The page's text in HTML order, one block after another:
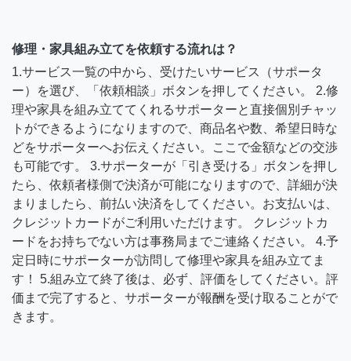
修理・家具組み立てを依頼する流れは？
1.サービス一覧の中から、受けたいサービス（サポータ
ー）を選び、「依頼相談」ボタンを押してください。 2.修
理や家具を組み立ててくれるサポーターと直接個別チャッ
トができるようになりますので、商品名や数、希望日時な
どをサポーターへお伝えください。ここで金額などの交渉
も可能です。 3.サポーターが「引き受ける」ボタンを押し
たら、依頼者様側で決済が可能になりますので、詳細が決
まりましたら、前払い決済をしてください。お支払いは、
クレジットカードがご利用いただけます。 クレジットカ
ードをお持ちでない方は事務局までご連絡ください。 4.予
定日時にサポーターが訪問して修理や家具を組み立てま
す！ 5.組み立て終了後は、必ず、評価をしてください。評
価まで完了すると、サポーターが報酬を受け取ることがで
きます。